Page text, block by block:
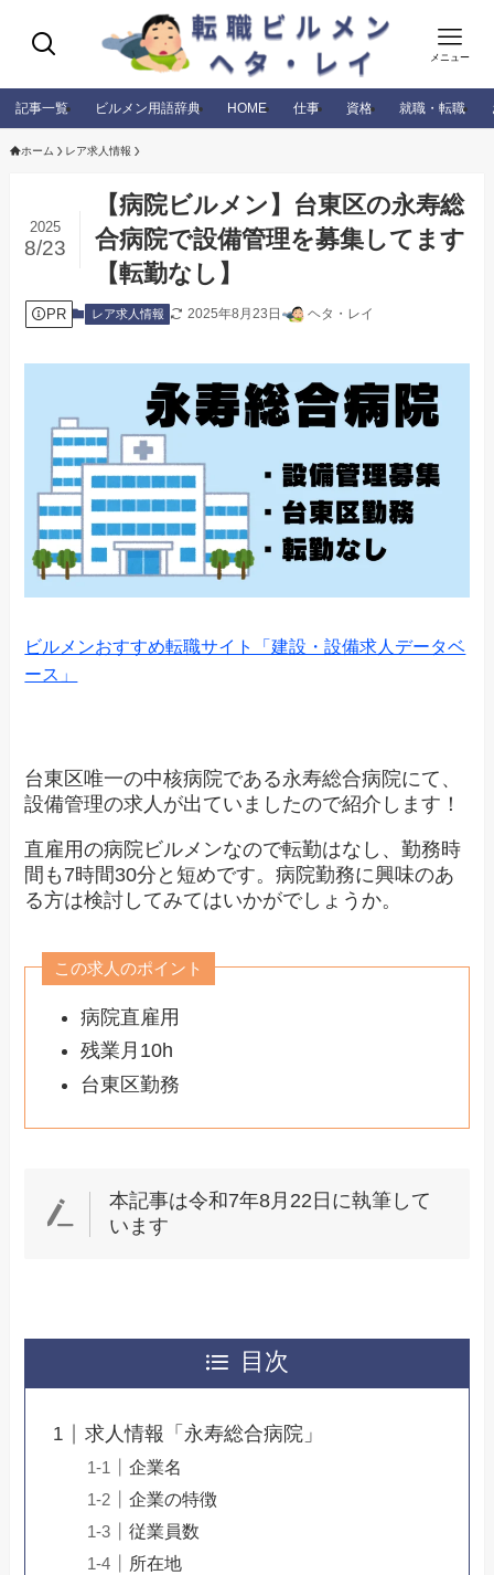
メニュー
記事一覧 ビルメン用語辞典 HOME 仕事 資格 就職・転職
ホーム レア求人情報
【病院ビルメン】台東区の永寿総
合病院で設備管理を募集してます
【転勤なし】
2025
8/23
PR レア求人情報 2025年8月23日 ヘタ・レイ
ビルメンおすすめ転職サイト「建設・設備求人データベ
ース」
台東区唯一の中核病院である永寿総合病院にて、
設備管理の求人が出ていましたので紹介します！
直雇用の病院ビルメンなので転勤はなし、勤務時
間も7時間30分と短めです。病院勤務に興味のあ
る方は検討してみてはいかがでしょうか。
この求人のポイント
病院直雇用
残業月10h
台東区勤務
本記事は令和7年8月22日に執筆して
います
目次
求人情報「永寿総合病院」
企業名
企業の特徴
従業員数
所在地